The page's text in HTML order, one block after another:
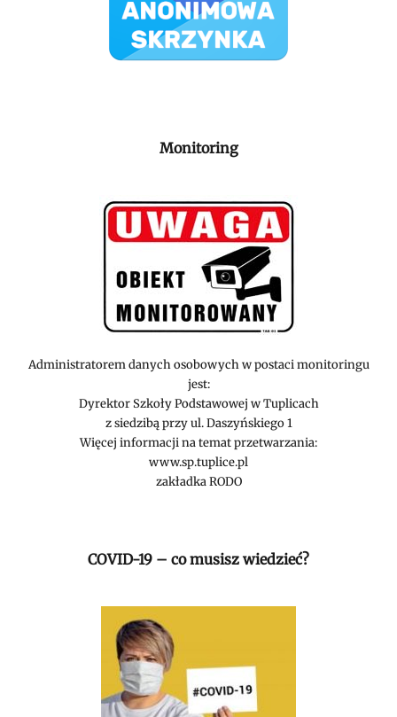
Monitoring
Administratorem danych osobowych w postaci monitoringu
jest:
Dyrektor Szkoły Podstawowej w Tuplicach
z siedzibą przy ul. Daszyńskiego 1
Więcej informacji na temat przetwarzania:
www.sp.tuplice.pl
zakładka RODO
COVID-19 – co musisz wiedzieć?